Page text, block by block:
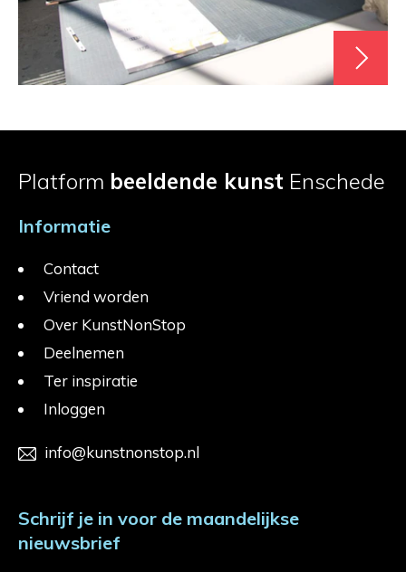
Platform beeldende kunst Enschede
Informatie
Contact
Vriend worden
Over KunstNonStop
Deelnemen
Ter inspiratie
Inloggen
info@kunstnonstop.nl
Schrijf je in voor de maandelijkse
nieuwsbrief